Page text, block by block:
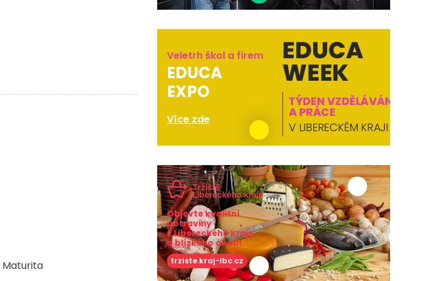
Maturita
Veletrh škol a firem
EDUCA
EXPO
Více zde
Objevte kvalitní
potraviny
z Libereckého kraje
a blízkého okolí!
trziste.kraj-lbc.cz